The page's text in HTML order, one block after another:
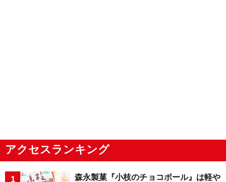
アクセスランキング
森永製菓『小枝のチョコボール』は軽や